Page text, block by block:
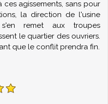
agissements, sans pour
la direction de l'usine
remet aux troupes
le quartier des ouvriers.
que le conflit prendra fin.